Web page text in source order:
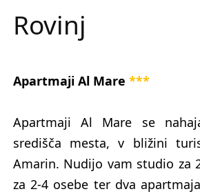
Rovinj
Apartmaji Al Mare ***
Apartmaji Al Mare se
središča mesta, v bližini
Amarin. Nudijo vam studio za
za 2-4 osebe ter dva